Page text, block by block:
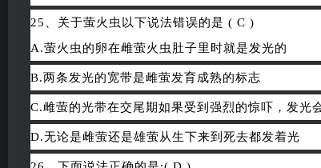
25、关于萤火虫以下说法错误的是 ( C )
A.萤火虫的卵在雌萤火虫肚子里时就是发光的
B.两条发光的宽带是雌萤发育成熟的标志
C.雌萤的光带在交尾期如果受到强烈的惊吓，发光
D.无论是雌萤还是雄萤从生下来到死去都发着光